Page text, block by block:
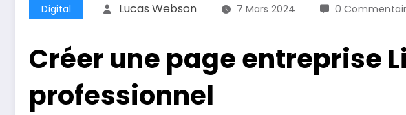
Digital Lucas Webson 7 Mars 2024 0
Créer une page entreprise
professionnel